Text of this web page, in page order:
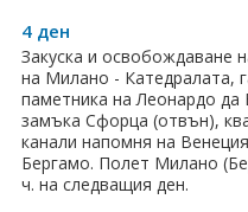
4 ден
Закуска и освобождаване
на Милано - Катедралата,
паметника на Леонардо
замъка Сфорца (отвън),
канали напомня на
Бергамо. Полет Милано
ч. на следващия ден.